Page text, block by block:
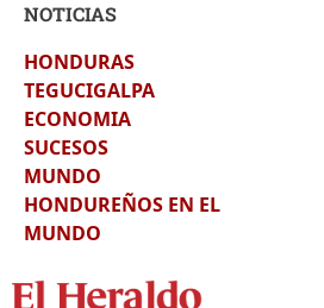
La
NOTICIAS
HONDURAS
TEGUCIGALPA
ECONOMIA
SUCESOS
MUNDO
HONDUREÑOS EN EL
MUNDO